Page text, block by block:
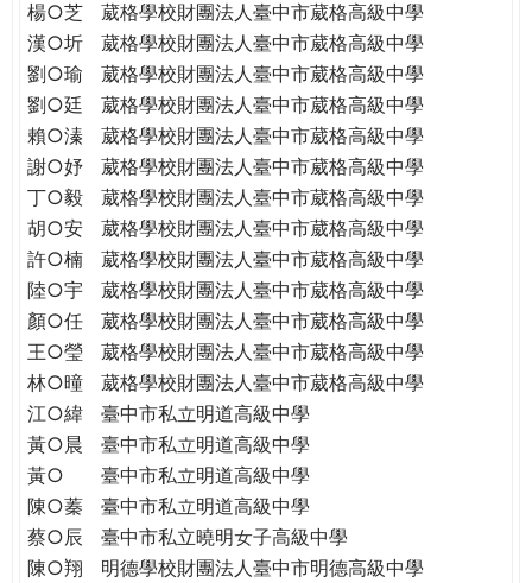
楊○芝
葳格學校財團法人臺中市葳格高級中學
漢○圻
葳格學校財團法人臺中市葳格高級中學
劉○瑜
葳格學校財團法人臺中市葳格高級中學
劉○廷
葳格學校財團法人臺中市葳格高級中學
賴○溱
葳格學校財團法人臺中市葳格高級中學
謝○妤
葳格學校財團法人臺中市葳格高級中學
丁○毅
葳格學校財團法人臺中市葳格高級中學
胡○安
葳格學校財團法人臺中市葳格高級中學
許○楠
葳格學校財團法人臺中市葳格高級中學
陸○宇
葳格學校財團法人臺中市葳格高級中學
顏○任
葳格學校財團法人臺中市葳格高級中學
王○瑩
葳格學校財團法人臺中市葳格高級中學
林○曈
葳格學校財團法人臺中市葳格高級中學
江○緯
臺中市私立明道高級中學
黃○晨
臺中市私立明道高級中學
黃○
臺中市私立明道高級中學
陳○蓁
臺中市私立明道高級中學
蔡○辰
臺中市私立曉明女子高級中學
陳○翔
明德學校財團法人臺中市明德高級中學